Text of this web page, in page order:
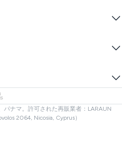
ナマ。許可された再販業者：LARAUN
2064, Nicosia, Cyprus）